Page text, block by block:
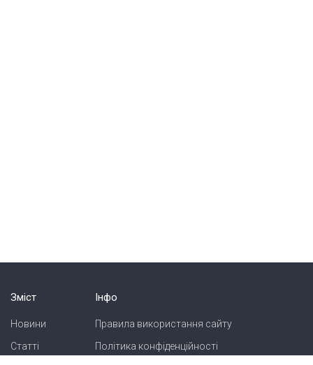
Зміст
Новини
Статті
Інфо
Правила використання сайту
Політика конфіденційності